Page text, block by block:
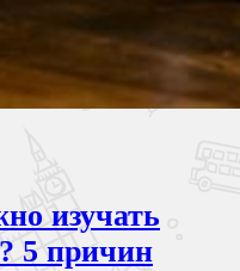
изучать
5 причин